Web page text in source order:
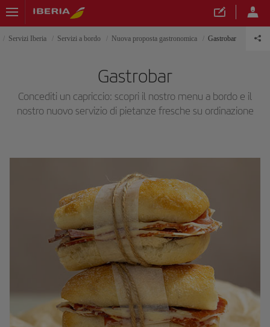
Servizi Iberia Servizi a bordo Nuova proposta gastronomica Gastrobar
Gastrobar
Concediti un capriccio: scopri il nostro menu a bordo e il
nostro nuovo servizio di pietanze fresche su ordinazione